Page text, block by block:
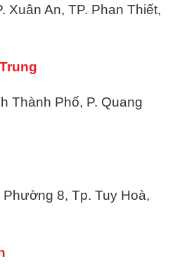
Xuân An, TP. Phan Thiết,
Thành Phố, P. Quang
8, Tp. Tuy Hoà,